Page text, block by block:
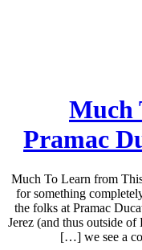
Much
Pramac
Much To Learn from
for something
the folks at Pramac
Jerez (and thus outside
we see a